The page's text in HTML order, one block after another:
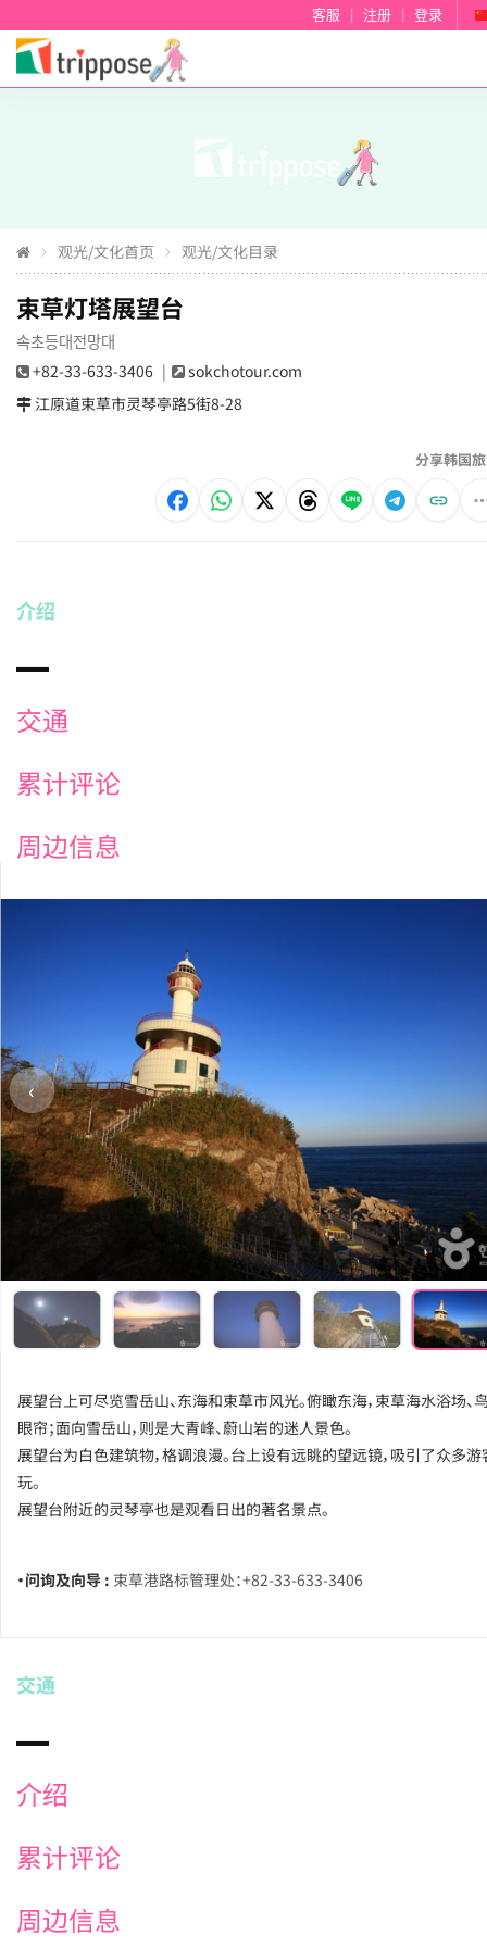
客服 注册 登录
观光/文化首页 观光/文化目录
束草灯塔展望台
속초등대전망대
+82-33-633-3406
sokchotour.com
江原道束草市灵琴亭路5街8-28
分享韩国
介绍
交通
累计评论
周边信息
‹
展望台上可尽览雪岳山、东海和束草市风光。俯瞰东海，束草海水浴场、
眼帘；面向雪岳山，则是大青峰、蔚山岩的迷人景色。
展望台为白色建筑物，格调浪漫。台上设有远眺的望远镜，吸引了众多
玩。
展望台附近的灵琴亭也是观看日出的著名景点。
・问询及向导 : 束草港路标管理处：+82-33-633-3406
交通
介绍
累计评论
周边信息